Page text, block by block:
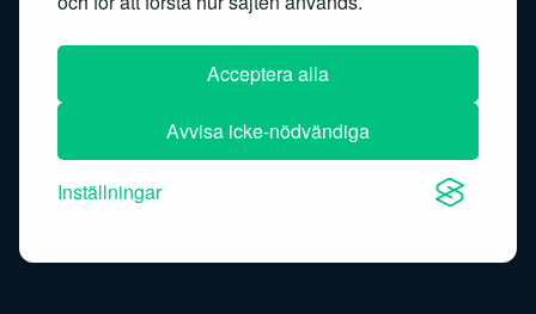
Acceptera alla
Avvisa icke-nödvändiga
Inställningar